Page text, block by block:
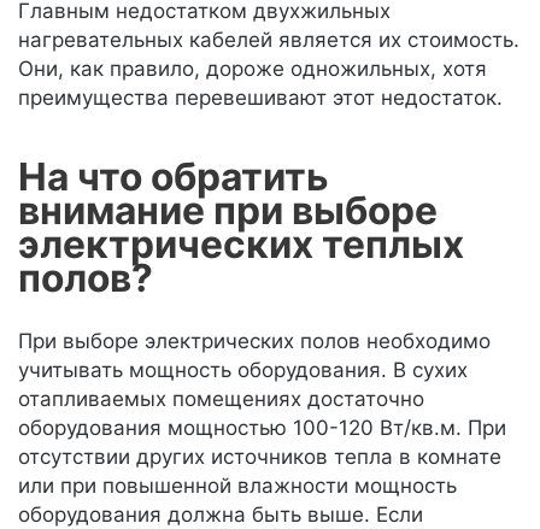
Главным недостатком двухжильных
нагревательных кабелей является их стоимость.
Они, как правило, дороже одножильных, хотя
преимущества перевешивают этот недостаток.
На что обратить
внимание при выборе
электрических теплых
полов?
При выборе электрических полов необходимо
учитывать мощность оборудования. В сухих
отапливаемых помещениях достаточно
оборудования мощностью 100-120 Вт/кв.м. При
отсутствии других источников тепла в комнате
или при повышенной влажности мощность
оборудования должна быть выше. Если